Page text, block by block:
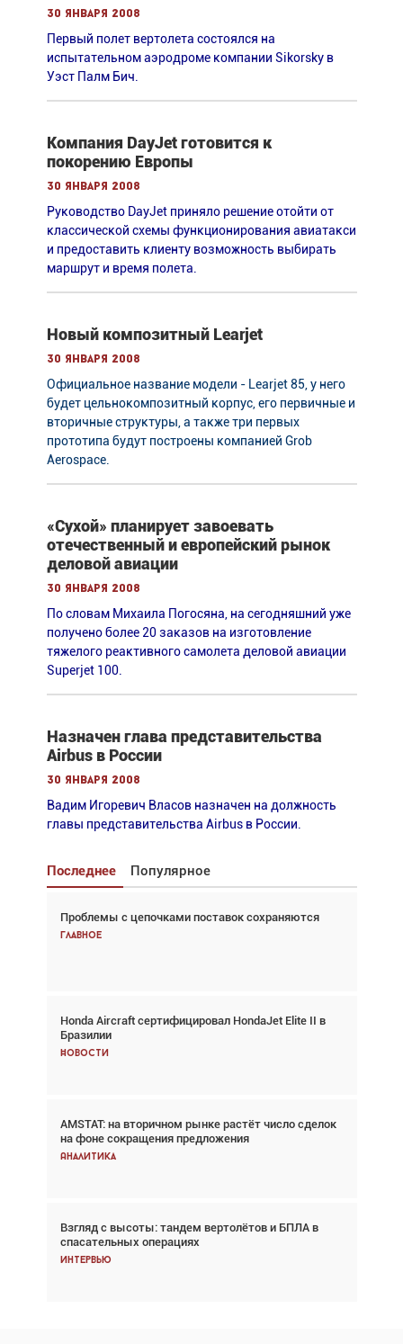
30 января 2008
Первый полет вертолета состоялся на
испытательном аэродроме компании Sikorsky в
Уэст Палм Бич.
Компания DayJet готовится к
покорению Европы
30 января 2008
Руководство DayJet приняло решение отойти от
классической схемы функционирования авиатакси
и предоставить клиенту возможность выбирать
маршрут и время полета.
Новый композитный Learjet
30 января 2008
Официальное название модели - Learjet 85, у него
будет цельнокомпозитный корпус, его первичные и
вторичные структуры, а также три первых
прототипа будут построены компанией Grob
Aerospace.
«Сухой» планирует завоевать
отечественный и европейский рынок
деловой авиации
30 января 2008
По словам Михаила Погосяна, на сегодняшний уже
получено более 20 заказов на изготовление
тяжелого реактивного самолета деловой авиации
Superjet 100.
Назначен глава представительства
Airbus в России
30 января 2008
Вадим Игоревич Власов назначен на должность
главы представительства Airbus в России.
Последнее Популярное
Проблемы с цепочками поставок сохраняются
Главное
Honda Aircraft сертифицировал HondaJet Elite II в
Бразилии
Новости
AMSTAT: на вторичном рынке растёт число сделок
на фоне сокращения предложения
Аналитика
Взгляд с высоты: тандем вертолётов и БПЛА в
спасательных операциях
Интервью
Взгляд с высоты: тандем вертолётов и БПЛА в
спасательных операциях
Авиационный фотограф Дэйв Кох: «Фотография
говорит сама за себя... а ИИ всё портит»
Новости
Проблемы с цепочками поставок сохраняются
Аналитика
Частный самолёт – это актив. Подходите к
покупке соответствующим образом
Интервью